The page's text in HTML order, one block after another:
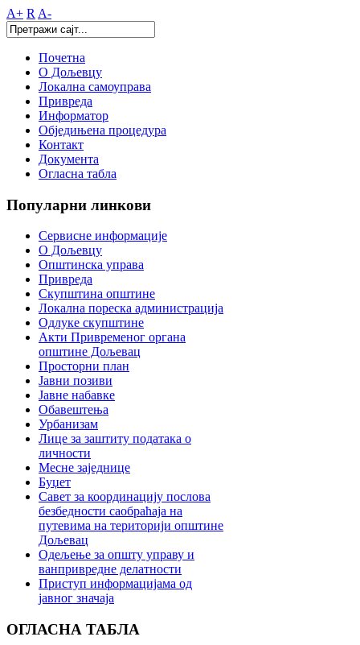
A+ R A-
Почетна
О Дољевцу
Локална самоуправа
Привреда
Информатор
Обједињена процедура
Контакт
Документа
Огласна табла
Популарни линкови
Сервисне информације
О Дољевцу
Општинска управа
Привреда
Скупштина општине
Локална пореска администрација
Одлуке скупштине
Акти Привременог органа
општине Дољевац
Просторни план
Јавни позиви
Јавне набавке
Обавештења
Урбанизам
Лице за заштиту података о
личности
Месне заједнице
Буџет
Савет за координацију послова
безбедности саобраћаја на
путевима на територији општине
Дољевац
Одељење за општу управу и
ванпривредне делатности
Приступ информацијама од
јавног значаја
ОГЛАСНА ТАБЛА